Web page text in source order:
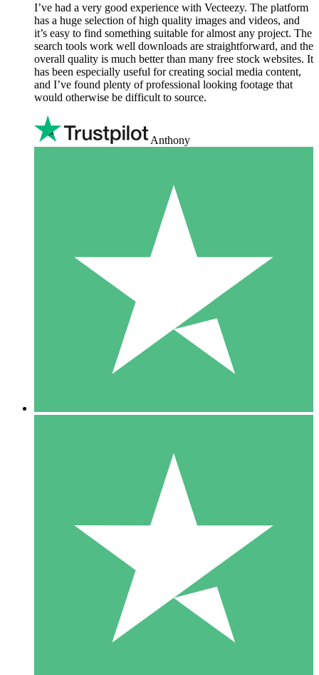
I’ve had a very good experience with Vecteezy. The platform
has a huge selection of high quality images and videos, and
it’s easy to find something suitable for almost any project. The
search tools work well downloads are straightforward, and the
overall quality is much better than many free stock websites. It
has been especially useful for creating social media content,
and I’ve found plenty of professional looking footage that
would otherwise be difficult to source.
Anthony